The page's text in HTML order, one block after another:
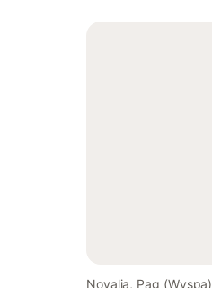
Novalja, Pag (Wyspa)